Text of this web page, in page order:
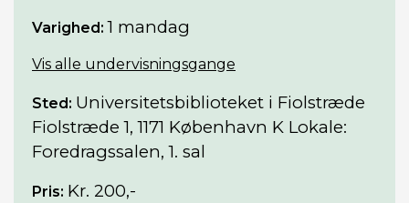
Varighed: 1 mandag
Vis alle undervisningsgange
Sted: Universitetsbiblioteket i Fiolstræde
Fiolstræde 1, 1171 København K Lokale:
Foredragssalen, 1. sal
Pris: Kr. 200,-